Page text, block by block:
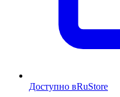
Доступно вRuStore